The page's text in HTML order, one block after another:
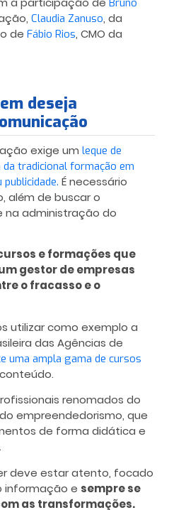
Bruno
Claudia Zanuso, da
de Fábio Rios, CMO da
deseja
exige um leque de
tradicional formação em
É necessário
além de buscar o
na administração do
e formações que
gestor de empresas
o fracasso e o
utilizar como exemplo a
das Agências de
uma ampla gama de cursos
renomados do
empreendedorismo, que
de forma didática e
deve estar atento, focado
informação e sempre se
as transformações.